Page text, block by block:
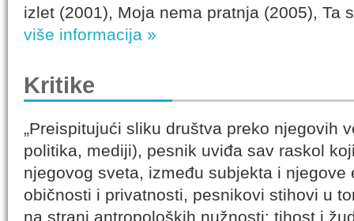
izlet (2001), Moja nema pratnja (2005), Ta
više informacija »
Kritike
„Preispitujući sliku društva preko njegovih
politika, mediji), pesnik uviđa sav raskol
njegovog sveta, između subjekta i njegove
običnosti i privatnosti, pesnikovi stihovi u
na strani antropoloških nužnosti: tihost i